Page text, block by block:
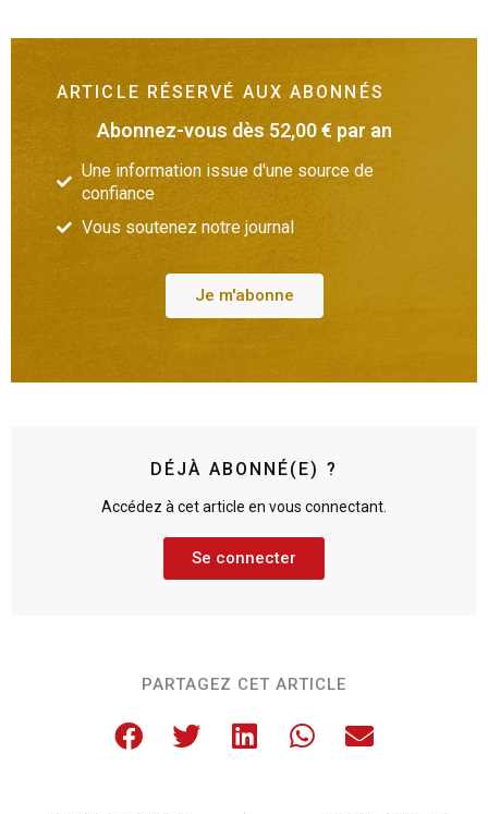
ARTICLE RÉSERVÉ AUX ABONNÉS
Abonnez-vous dès 52,00 € par an
Une information issue d'une source de
confiance
Vous soutenez notre journal
Je m'abonne
DÉJÀ ABONNÉ(E) ?
Accédez à cet article en vous connectant.
Se connecter
PARTAGEZ CET ARTICLE